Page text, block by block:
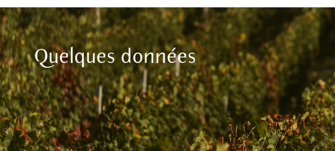
Quelques données